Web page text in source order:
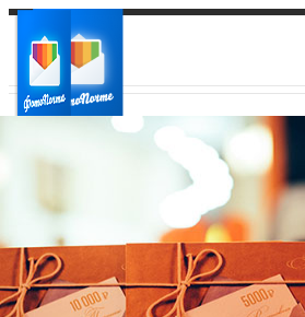
Ваш регион доставки
Выберите из списка: